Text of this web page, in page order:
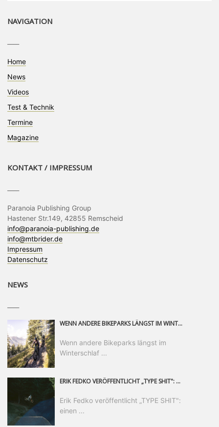
NAVIGATION
Home
News
Videos
Test & Technik
Termine
Magazine
KONTAKT / IMPRESSUM
Paranoia Publishing Group
Hastener Str.149, 42855 Remscheid
info@paranoia-publishing.de
info@mtbrider.de
Impressum
Datenschutz
NEWS
WENN ANDERE BIKEPARKS LÄNGST IM WINTERSCHLAF SIND, IST MAN IN SAALFELDEN LEOGANG IMMER NOCH AM MOUNTAINBIKEN. IST DER HERBST DIE SCHÖNSTE ZEIT DES JAHRES? AUF DEN TRAILS RUND UM SAALFELDEN LEOGANG UND IM EPIC BIKEPARK LEOGANG IST ER DAS AUF JEDEN FALL – UND DIE GEFÜHLT DIE LÄNGSTE NOCH DAZU. NOCH BIS MINDESTENS 8. NOVEMBER STEHT DAS PINZGAUER MOUNTAINBIKE-PARADIES ALLEN RIDERN OFFEN, DIE EINFACH NICHT GENUG KRIEGEN KÖNNEN. DABEI HÄLT DIE GOLDENE JAHRESZEIT IN SAALFELDEN LEOGANG WEIT MEHR ALS LINES, TRAILS UND HERBSTPANORAMEN BEREIT: MIT DEM BIKE FESTIVAL, VERSCHIEDENEN LADIES SHRED EVENTS UND EINEM DIE GESAMTE SAISON ANDAUERNDEN PHOTO CONTEST ZUM 25-JÄHRIGEN BIKEPARK-JUBILÄUM GIBT ES RUND UM ÖSTERREICHS ÄLTESTEN BIKEPARK EINIGES ZU ERLEBEN.
Wenn andere Bikeparks längst im
Winterschlaf ...
ERIK FEDKO VERÖFFENTLICHT „TYPE SHIT": EINEN 23-MINÜTIGEN MOUNTAINBIKE-FILM, ÜBER DREI JAHRE RUND UM DIE WELT GEDREHT. ZEITGLEICH LAUNCHT ER DIE GLEICHNAMIGE KOLLEKTION SEINER BRAND TYPE. EIN SEGMENT DES FILMS ERSCHEINT SEPARAT AUF RED BULL BIKE.
Erik Fedko veröffentlicht „TYPE SHIT":
einen ...